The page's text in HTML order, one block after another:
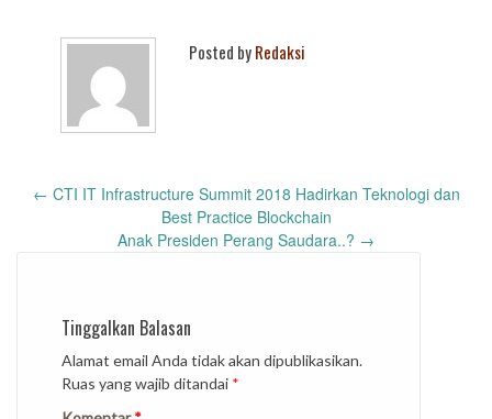
Posted byRedaksi
Post
← CTI IT Infrastructure Summit 2018 Hadirkan Teknologi dan
Best Practice Blockchain
Anak Presiden Perang Saudara..? →
Tinggalkan Balasan
Alamat email Anda tidak akan dipublikasikan.
Ruas yang wajib ditandai *